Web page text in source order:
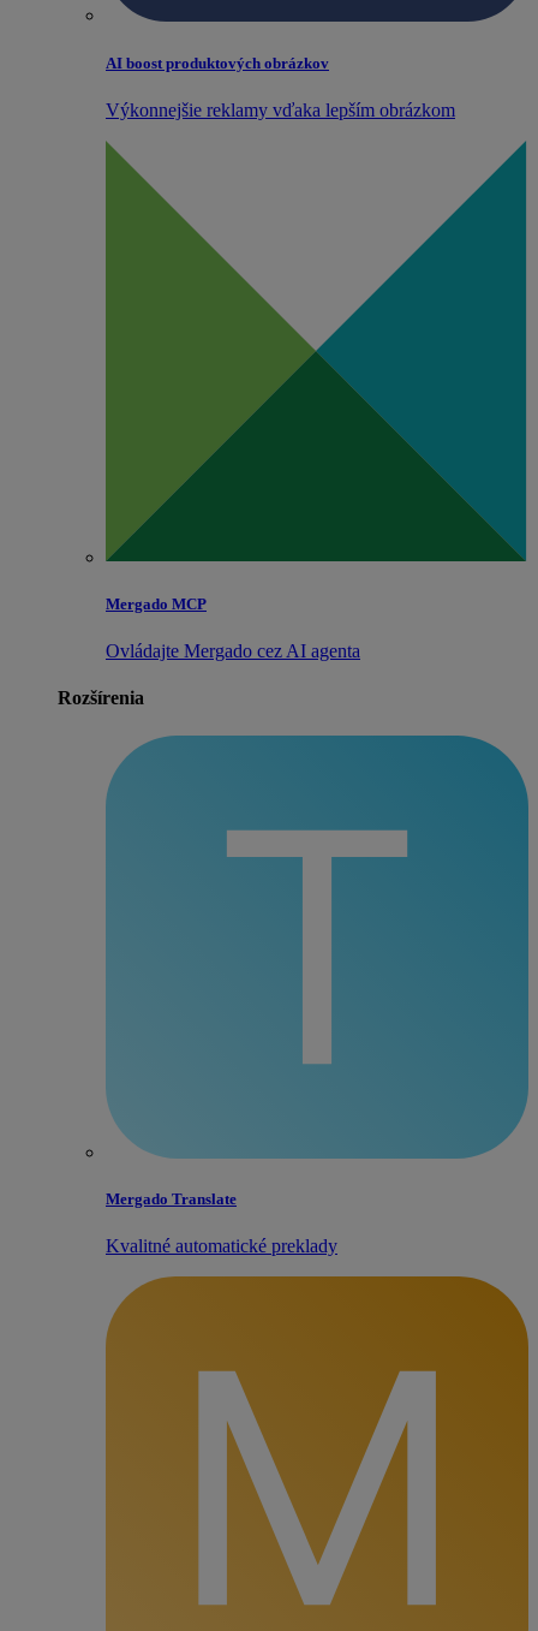
AI boost produktových obrázkov
Výkonnejšie reklamy vďaka lepším obrázkom
Mergado MCP
Ovládajte Mergado cez AI agenta
Rozšírenia
Mergado Translate
Kvalitné automatické preklady